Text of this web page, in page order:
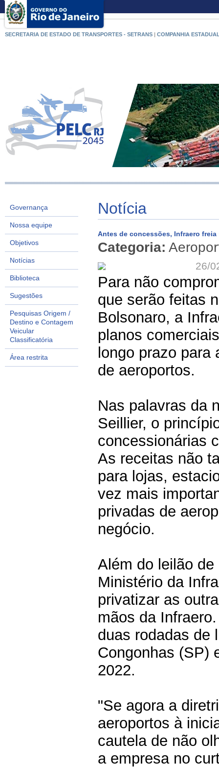
SECRETARIA DE ESTADO DE TRANSPORTES - SETRANS | COMPANHIA
Governança
Nossa equipe
Objetivos
Notícias
Biblioteca
Sugestões
Pesquisas Origem /
Destino e Contagem
Veicular
Classificatória
Área restrita
Notícia
Antes de concessões, Infraero
Categoria:
26/
Para não
que serão feitas
Bolsonaro, a
planos
longo prazo
de aeroportos.
Nas palavras da
Seillier, o
concessionárias
As receitas não
para lojas,
vez mais
privadas de
negócio.
Além do leilão
Ministério da
privatizar as
mãos da
duas rodadas de
Congonhas (SP)
2022.
"Se agora a
aeroportos à
cautela de não
a empresa no